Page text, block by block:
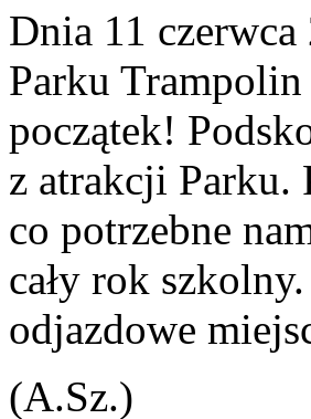
Dnia 11
Parku
początek!
z atrakcji Parku.
co potrzebne
cały rok
odjazdowe
(A.Sz.)